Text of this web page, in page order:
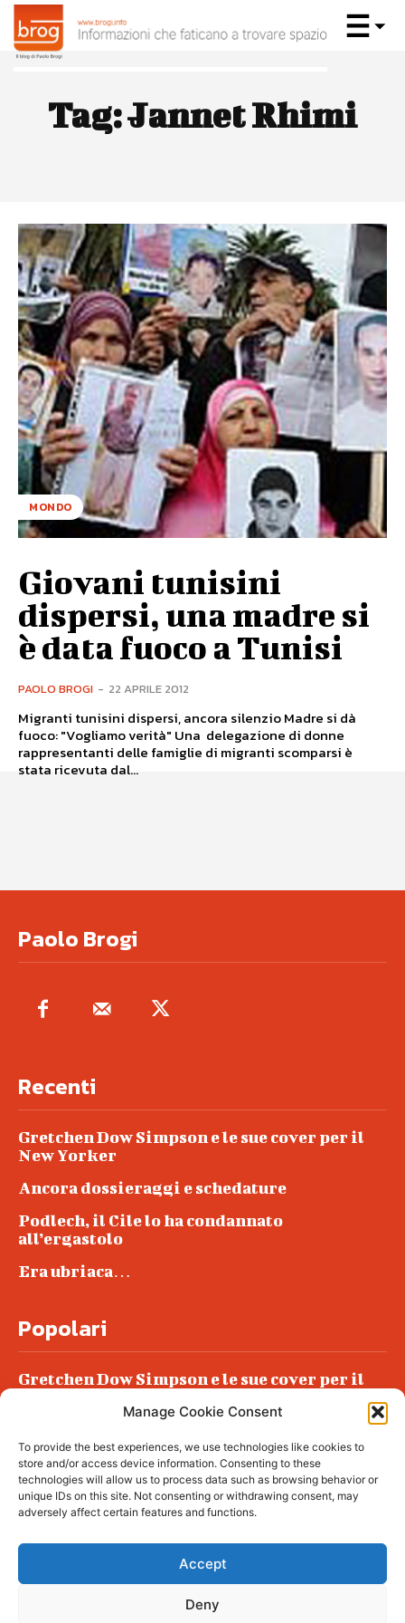
Manage Cookie Consent
To provide the best experiences, we use technologies like cookies to
store and/or access device information. Consenting to these
technologies will allow us to process data such as browsing behavior or
unique IDs on this site. Not consenting or withdrawing consent, may
adversely affect certain features and functions.
Accept
Deny
Tag:Jannet Rhimi
MONDO
Giovani tunisini
dispersi, una madre si
è data fuoco a Tunisi
PAOLO BROGI - 22 APRILE 2012
Migranti tunisini dispersi, ancora silenzio Madre si dà
fuoco: "Vogliamo verità" Una delegazione di donne
rappresentanti delle famiglie di migranti scomparsi è
stata ricevuta dal...
Paolo Brogi
Recenti
Gretchen Dow Simpson e le sue cover per il
New Yorker
Ancora dossieraggi e schedature
Podlech, il Cile lo ha condannato
all’ergastolo
Era ubriaca…
Popolari
Gretchen Dow Simpson e le sue cover per il
Podlech, il Cile lo ha condannato
all’ergastolo
Era ubriaca…
© tagDiv - All rights reserved. Made with